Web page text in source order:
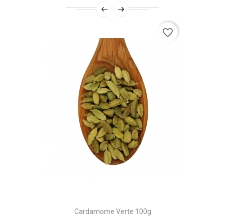
Cardamome Verte 100g
favorite_border